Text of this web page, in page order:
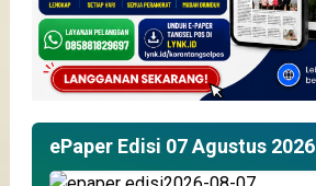
ePaper Edisi 07 Agustus 2026